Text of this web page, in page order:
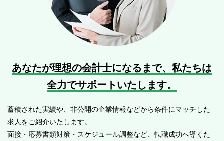
あなたが理想の会計士になるまで、 私たちは
全力でサポートいたします。
蓄積された実績や、非公開の企業情報などから条件にマッチした
求人をご紹介いたします。
面接・応募書類対策・スケジュール調整など、転職成功へ導くた